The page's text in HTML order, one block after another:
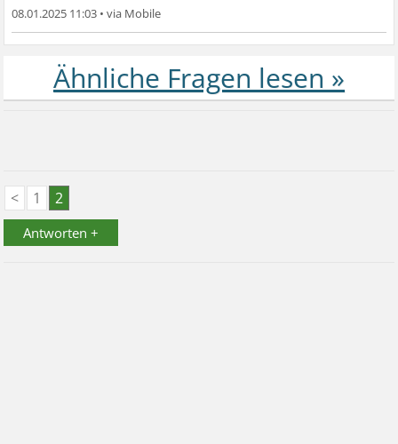
08.01.2025 11:03 •
< 1 2
Antworten +